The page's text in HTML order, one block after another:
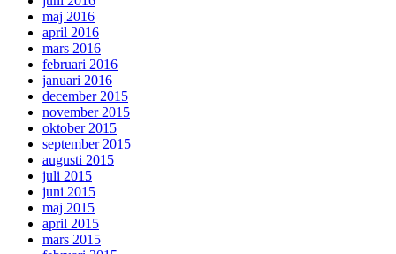
maj 2016
april 2016
mars 2016
februari 2016
januari 2016
december 2015
november 2015
oktober 2015
september 2015
augusti 2015
juli 2015
juni 2015
maj 2015
april 2015
mars 2015